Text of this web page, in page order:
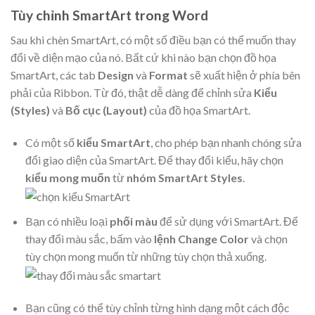
Tùy chỉnh SmartArt trong Word
Sau khi chèn SmartArt, có một số điều bạn có thể muốn thay
đổi về diện mạo của nó. Bất cứ khi nào bạn chọn đồ họa
SmartArt, các tab Design và Format sẽ xuất hiện ở phía bên
phải của Ribbon. Từ đó, thật dễ dàng để chỉnh sửa Kiểu
(Styles) và Bố cục (Layout) của đồ họa SmartArt.
Có một số kiểu SmartArt , cho phép bạn nhanh chóng sửa
đổi giao diện của SmartArt. Để thay đổi kiểu, hãy chọn
kiểu mong muốn từnhóm SmartArt Styles
Bạn có nhiều loại phối màu để sử dụng với SmartArt. Để
thay đổi màu sắc, bấm vào lệnh Change Colorvà chọn
tùy chọn mong muốn từ những tùy chọn thả xuống.
Bạn cũng có thể tùy chỉnh từng hình dạng một cách độc